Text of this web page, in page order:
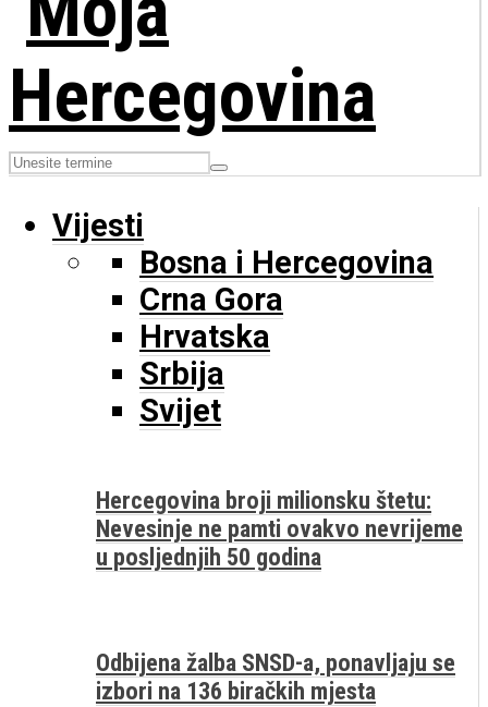
Vijesti
Bosna i Hercegovina
Crna Gora
Hrvatska
Srbija
Svijet
Hercegovina broji milionsku štetu:
Nevesinje ne pamti ovakvo nevrijeme
u posljednjih 50 godina
Odbijena žalba SNSD-a, ponavljaju se
izbori na 136 biračkih mjesta